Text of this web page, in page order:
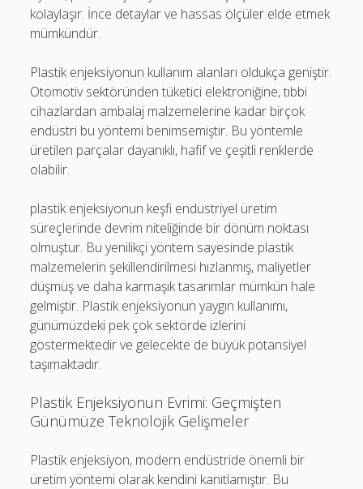
kolaylaşır. İnce detaylar ve hassas ölçüler elde etmek
mümkündür.
Plastik enjeksiyonun kullanım alanları oldukça geniştir.
Otomotiv sektöründen tüketici elektroniğine, tıbbi
cihazlardan ambalaj malzemelerine kadar birçok
endüstri bu yöntemi benimsemiştir. Bu yöntemle
üretilen parçalar dayanıklı, hafif ve çeşitli renklerde
olabilir.
plastik enjeksiyonun keşfi endüstriyel üretim
süreçlerinde devrim niteliğinde bir dönüm noktası
olmuştur. Bu yenilikçi yöntem sayesinde plastik
malzemelerin şekillendirilmesi hızlanmış, maliyetler
düşmüş ve daha karmaşık tasarımlar mümkün hale
gelmiştir. Plastik enjeksiyonun yaygın kullanımı,
günümüzdeki pek çok sektörde izlerini
göstermektedir ve gelecekte de büyük potansiyel
taşımaktadır.
Plastik Enjeksiyonun Evrimi: Geçmişten
Günümüze Teknolojik Gelişmeler
Plastik enjeksiyon, modern endüstride önemli bir
üretim yöntemi olarak kendini kanıtlamıştır. Bu